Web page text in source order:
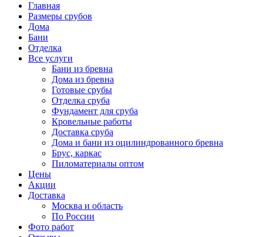
Главная
Размеры срубов
Дома
Бани
Отделка
Все услуги
Бани из бревна
Дома из бревна
Готовые срубы
Отделка сруба
Фундамент для сруба
Кровельные работы
Доставка сруба
Дома и бани из оцилиндрованного бревна
Брус, каркас
Пиломатериалы оптом
Цены
Акции
Доставка
Москва и область
По России
Фото работ